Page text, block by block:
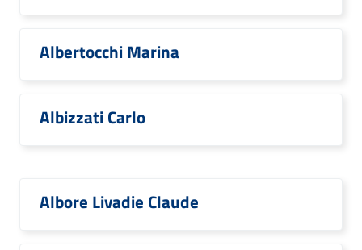
Albertocchi Marina
Albizzati Carlo
Albore Livadie Claude